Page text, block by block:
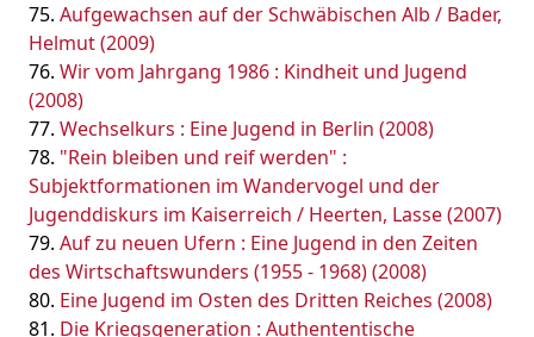
Aufgewachsen auf der Schwäbischen Alb / Bader,
Helmut (2009)
Wir vom Jahrgang 1986 : Kindheit und Jugend
(2008)
Wechselkurs : Eine Jugend in Berlin (2008)
"Rein bleiben und reif werden" :
Subjektformationen im Wandervogel und der
Jugenddiskurs im Kaiserreich / Heerten, Lasse (2007)
Auf zu neuen Ufern : Eine Jugend in den Zeiten
des Wirtschaftswunders (1955 - 1968) (2008)
Eine Jugend im Osten des Dritten Reiches (2008)
Die Kriegsgeneration : Authententische